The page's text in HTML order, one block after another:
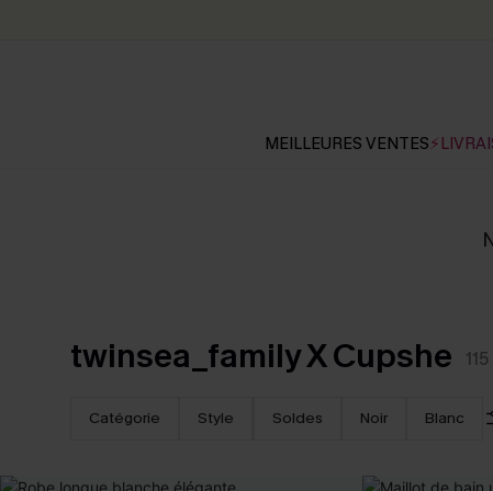
MEILLEURES VENTES
twinsea_family X Cupshe 115
Catégorie Style Soldes Noir Blanc